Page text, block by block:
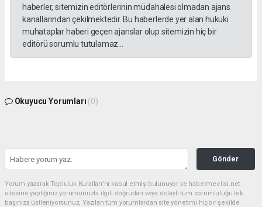
haberler, sitemizin editörlerinin müdahalesi olmadan ajans
kanallarından çekilmektedir. Bu haberlerde yer alan hukuki
muhataplar haberi geçen ajanslar olup sitemizin hiç bir
editörü sorumlu tutulamaz...
Okuyucu Yorumları (0)
Gönder
Yorum yazarak Topluluk Kuralları’nı kabul etmiş bulunuyor ve habermeclisi.net
sitesine yaptığınız yorumunuzla ilgili doğrudan veya dolaylı tüm sorumluluğu tek
başınıza üstleniyorsunuz. Yazılan tüm yorumlardan site yönetimi hiçbir şekilde